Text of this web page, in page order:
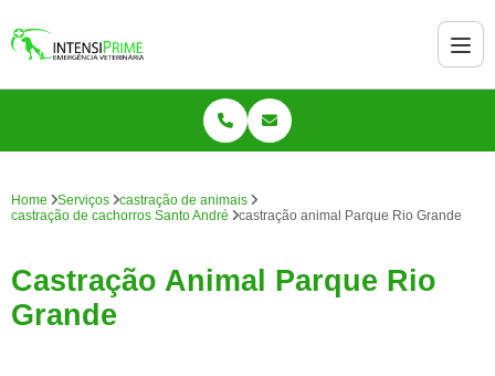
Home Serviços
castração de animais
castração de cachorros Santo André
castração animal Parque Rio Grande
Castração Animal Parque Rio
Grande